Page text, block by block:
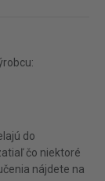
do
čo niektoré
nájdete na